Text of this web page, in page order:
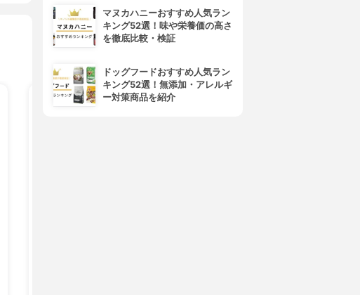
4位
マヌカハニーおすすめ人気ラン
キング52選！味や栄養価の高さ
を徹底比較・検証
ドッグフードおすすめ人気ラン
キング52選！無添加・アレルギ
ー対策商品を紹介